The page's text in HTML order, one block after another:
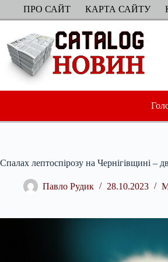
ПерейтиПРО САЙТ КАРТА САЙТУ
Спалах лептоспірозу на Чернігівщині –
Павло Рудик 28.10.2023